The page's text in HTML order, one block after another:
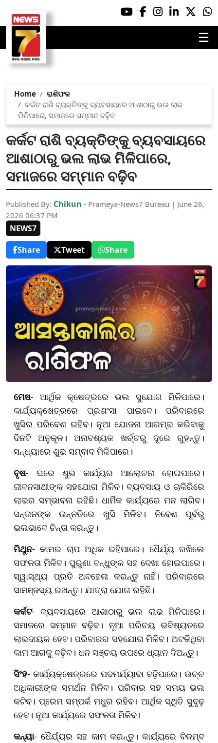
☰
Home
ରାଶିଫଳ
କର୍କଟ ରାଶି ବ୍ୟକ୍ତିଙ୍କୁ ବ୍ୟବସାୟରେ ଆଶାଠାରୁ ଭଲ ଲାଭ
ମିଳିପାରେ, ସମାଜରେ ସମ୍ମାନ ବଢ଼ିବ
କର୍କଟ ରାଶି ବ୍ୟକ୍ତିଙ୍କୁ ବ୍ୟବସାୟରେ
ଆଶାଠାରୁ ଭଲ ଲାଭ ମିଳିପାରେ,
ସମାଜରେ ସମ୍ମାନ ବଢ଼ିବ
Published By: Chikun - Prameya-News7 Bureau | June 26,
2026 06:37 PM
NEWS7
Share
Tweet Share
ମେଷ- ଆର୍ଥିକ କ୍ଷେତ୍ରରେ ଭଲ ସୁଯୋଗ ମିଳିପାରେ।
କାର୍ଯ୍ୟକ୍ଷେତ୍ରରେ ପ୍ରଶଂସା ପାଇବେ। ପରିବାରରେ
ଖୁସିର ପରିବେଶ ରହିବ। ନୂଆ ଯୋଜନା ଆରମ୍ଭ କରିବାକୁ
ଦିନଟି ଅନୁକୂଳ। ଅନାବଶ୍ୟକ ଖର୍ଚ୍ଚରୁ ଦୂରେ ରୁହନ୍ତୁ।
ସନ୍ଧ୍ୟାରେ ଶୁଭ ସମ୍ବାଦ ମିଳିପାରେ।
ବୃଷ- ଘରେ ଶୁଭ କାର୍ଯ୍ୟର ଆଲୋଚନା ହୋଇପାରେ।
ଜୀବନସାଥୀଙ୍କ ସହଯୋଗ ମିଳିବ। ବ୍ୟବସାୟ ଓ ଚାକିରିରେ
ଲାଭର ସମ୍ଭାବନା ରହିଛି। ଧାର୍ମିକ କାର୍ଯ୍ୟରେ ମନ ଲାଗିବ।
ସନ୍ତାନଙ୍କ ଉନ୍ନତିରେ ଖୁସି ମିଳିବ। ନିବେଶ ପୂର୍ବରୁ
ଭଲଭାବେ ଚିନ୍ତା କରନ୍ତୁ।
ମିଥୁନ- କାମର ଚାପ ଅଧିକ ରହିପାରେ। ଧୈର୍ଯ୍ୟ ରଖିଲେ
ସଫଳତା ମିଳିବ। ପୁରୁଣା ବନ୍ଧୁଙ୍କ ସହ ଦେଖା ହୋଇପାରେ।
ସ୍ୱାସ୍ଥ୍ୟ ପ୍ରତି ଅବହେଳା କରନ୍ତୁ ନାହିଁ। ପରିବାରରେ
ସାମଞ୍ଜସ୍ୟ ରଖନ୍ତୁ। ଯାତ୍ରା ଯୋଗ ରହିଛି।
କର୍କଟ- ବ୍ୟବସାୟରେ ଆଶାଠାରୁ ଭଲ ଲାଭ ମିଳିପାରେ।
ସମାଜରେ ସମ୍ମାନ ବଢ଼ିବ। ନୂଆ ପରିଚୟ ଭବିଷ୍ୟତରେ
ଲାଭଦାୟକ ହେବ। ପରିବାରର ସହଯୋଗ ମିଳିବ। ଅଟକିଥିବା
କାମ ଆଗକୁ ବଢ଼ିବ। ଧନ ସଞ୍ଚୟ ଉପରେ ଧ୍ୟାନ ଦିଅନ୍ତୁ।
ସିଂହ- କାର୍ଯ୍ୟକ୍ଷେତ୍ରରେ ପଦମର୍ଯ୍ୟାଦା ବଢ଼ିପାରେ। ଉଚ୍ଚ
ଅଧିକାରୀଙ୍କ ସମର୍ଥନ ମିଳିବ। ପରିବାର ସହ ସମୟ ଭଲ
କଟିବ। ପ୍ରେମ ସମ୍ପର୍କ ମଧୁର ରହିବ। ଆର୍ଥିକ ସ୍ଥିତି ସୁଦୃଢ଼
ହେବ। ନୂଆ କାର୍ଯ୍ୟରେ ସଫଳତା ମିଳିବ।
କନ୍ୟା- ଧୈର୍ଯ୍ୟର ସହ କାମ କରନ୍ତୁ। କାର୍ଯ୍ୟରେ ବିଳମ୍ବ